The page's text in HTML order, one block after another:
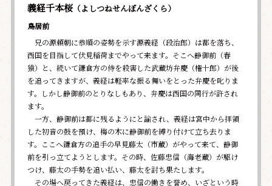
義経千本桜（よしつねせんぼんざくら）
鳥居前
兄の源頼朝に恭順の姿勢を示す源義経（段治郎）は都を落ち、
西国を目指して伏見稲荷までやって来ます。そこへ静御前（春
猿）と、続いて鎌倉方の侍を殺害した武蔵坊弁慶（権十郎）が後
を追ってきますが、義経は軽率な振る舞いをとった弁慶を叱りま
す。しかし静御前のとりなしもあり、弁慶は西国の同行が許され
ます。
一方、静御前は都に残るようにと諭され、義経は宮中から拝領
した初音の鼓を預け、梅の木に静御前を縛り付けて立ち去りま
す。ここへ鎌倉方の追手の早見藤太（市蔵）がやって来て、静御
前を引っ立てようとします。その時、佐藤忠信（海老蔵）が駆け
つけ、藤太の手勢を追い払い、藤太を討ち果たします。
その場へ戻ってきた義経は、忠信の働きを誉め、いざという時